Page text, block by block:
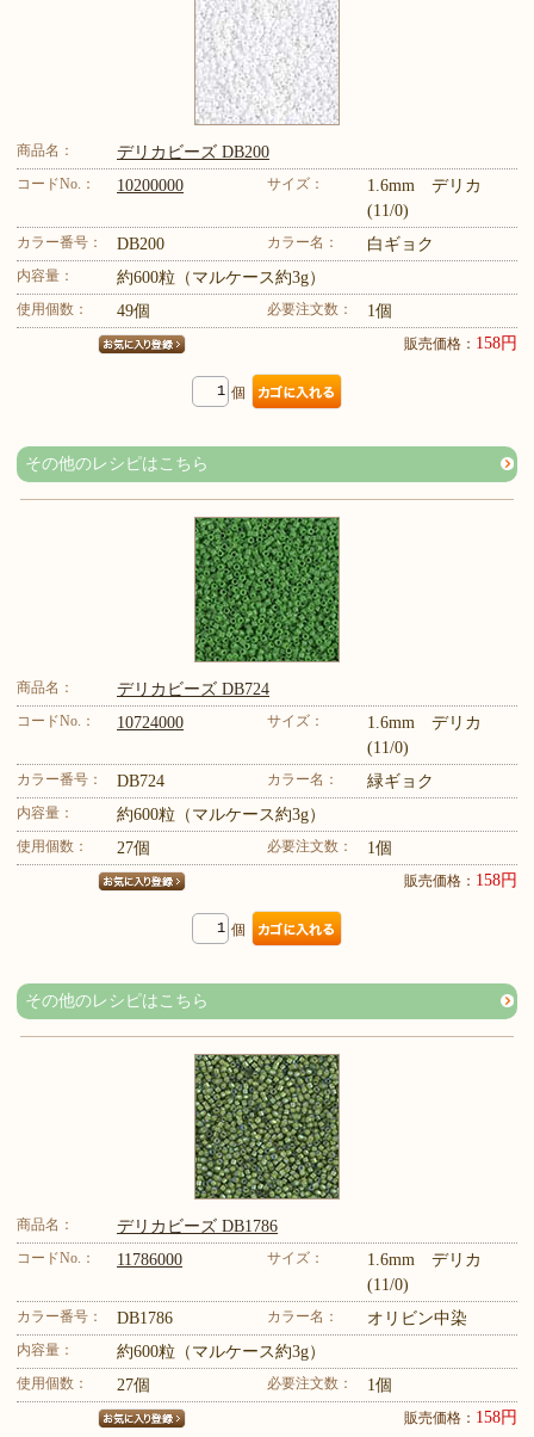
商品名： デリカビーズ DB200
コードNo.： 10200000 サイズ：
1.6mm デリカ
(11/0)
カラー番号： DB200 カラー名： 白ギョク
内容量： 約600粒（マルケース約3g）
使用個数： 49個 必要注文数： 1個
販売価格： 158円
個
その他のレシピはこちら
商品名： デリカビーズ DB724
コードNo.： 10724000 サイズ：
1.6mm デリカ
(11/0)
カラー番号： DB724 カラー名： 緑ギョク
内容量： 約600粒（マルケース約3g）
使用個数： 27個 必要注文数： 1個
販売価格： 158円
個
その他のレシピはこちら
商品名： デリカビーズ DB1786
コードNo.： 11786000 サイズ：
1.6mm デリカ
(11/0)
カラー番号： DB1786 カラー名： オリビン中染
内容量： 約600粒（マルケース約3g）
使用個数： 27個 必要注文数： 1個
販売価格： 158円